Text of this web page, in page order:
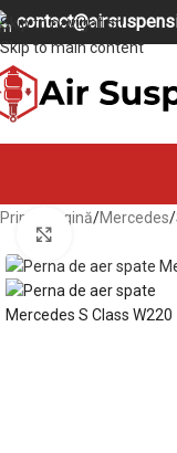
Skip to navigation
Skip to main content
Prima pagină/Mercedes/